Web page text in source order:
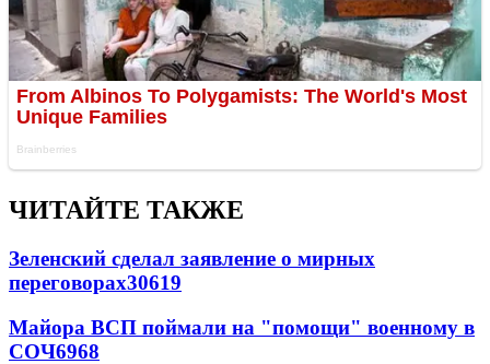
ЧИТАЙТЕ ТАКЖЕ
Зеленский сделал заявление о мирных
переговорах30619
Майора ВСП поймали на "помощи" военному в
СОЧ6968